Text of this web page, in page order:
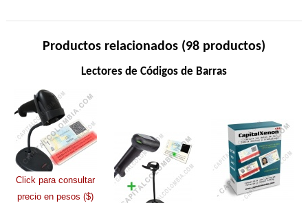
Productos relacionados (98 productos)
Lectores de Códigos de Barras
Click para consultar
precio en pesos ($)